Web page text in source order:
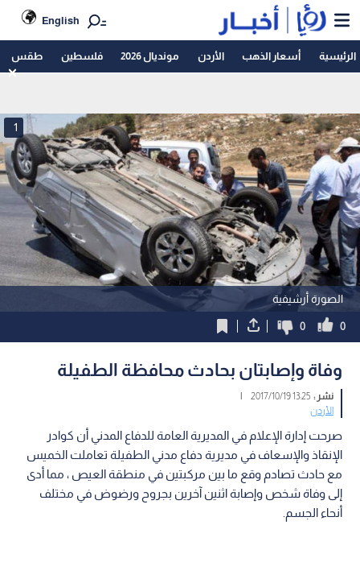
English
الرئيسية أسعار الذهب الأردن مونديال 2026 فلسطين طقس
الصورة أرشيفية
1
0
0
وفاة وإصابتان بحادث محافظة الطفيلة
نشر :13:25 2017/10/19
|
الأردن
صرحت إدارة الإعلام في المديرية العامة للدفاع المدني أن كوادر
الإنقاذ والإسعاف في مديرية دفاع مدني الطفيلة تعاملت الخميس
مع حادث تصادم وقع ما بين مركبتين في منطقة العيص ، مما أدى
إلى وفاة شخص وإصابة اثنين آخرين بجروح ورضوض في مختلف
أنحاء الجسم.